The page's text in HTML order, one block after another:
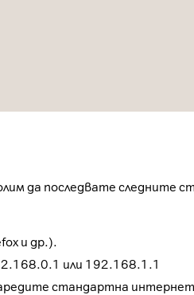
да последвате следните
и др.).
или 192.168.1.1
стандартна